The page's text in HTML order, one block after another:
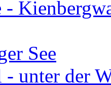
-
See
unter der